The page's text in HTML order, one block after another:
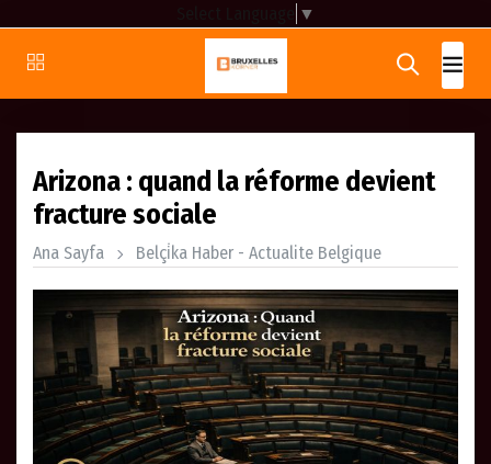
▼
Arizona : quand la réforme devient
fracture sociale
Ana Sayfa Belçi̇ka Haber - Actualite Belgique